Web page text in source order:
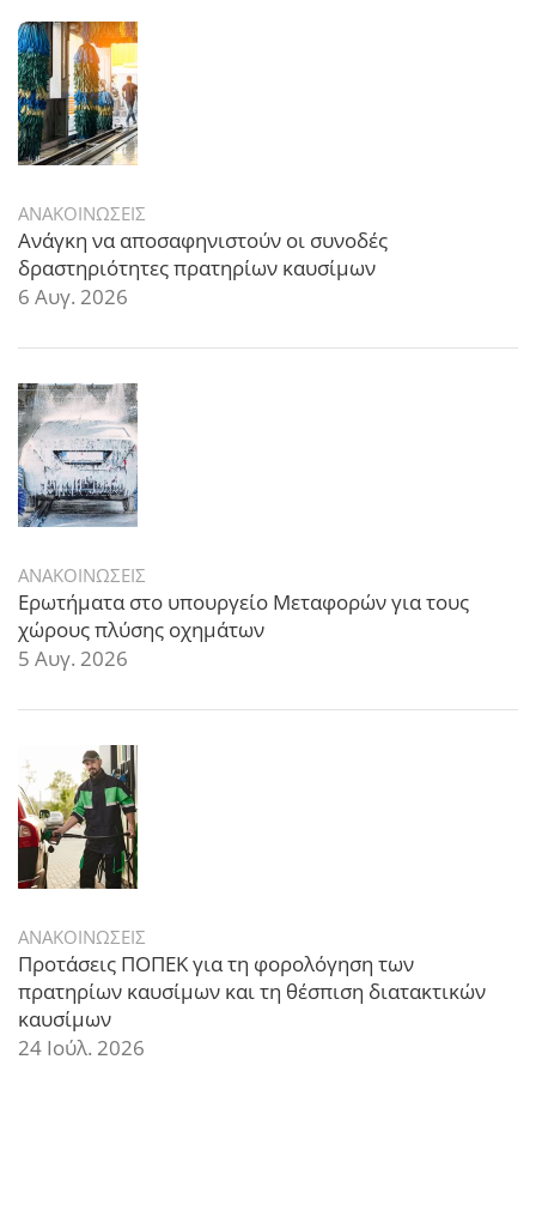
ΑΝΑΚΟΙΝΩΣΕΙΣ
Ανάγκη να αποσαφηνιστούν οι συνοδές
δραστηριότητες πρατηρίων καυσίμων
6 Αυγ. 2026
ΑΝΑΚΟΙΝΩΣΕΙΣ
Ερωτήματα στο υπουργείο Μεταφορών για τους
χώρους πλύσης οχημάτων
5 Αυγ. 2026
ΑΝΑΚΟΙΝΩΣΕΙΣ
Προτάσεις ΠΟΠΕΚ για τη φορολόγηση των
πρατηρίων καυσίμων και τη θέσπιση διατακτικών
καυσίμων
24 Ιούλ. 2026